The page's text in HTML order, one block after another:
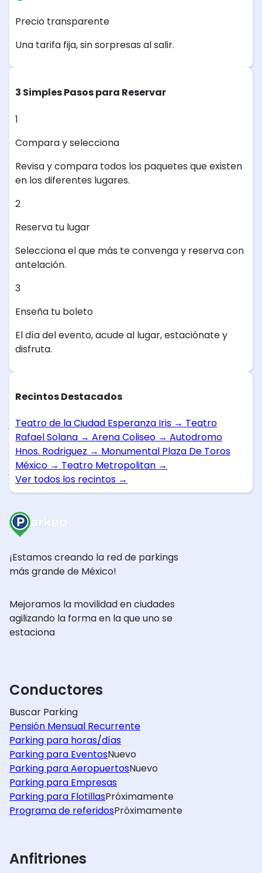
Precio transparente
Una tarifa fija, sin sorpresas al salir.
3 Simples Pasos para Reservar
1
Compara y selecciona
Revisa y compara todos los paquetes que existen
en los diferentes lugares.
2
Reserva tu lugar
Selecciona el que más te convenga y reserva con
antelación.
3
Enseña tu boleto
El día del evento, acude al lugar, estaciónate y
disfruta.
Recintos Destacados
Teatro de la Ciudad Esperanza Iris → Teatro
Rafael Solana → Arena Coliseo → Autodromo
Hnos. Rodriguez → Monumental Plaza De Toros
México → Teatro Metropolitan →
Ver todos los recintos →
¡Estamos creando la red de parkings
más grande de México!
Mejoramos la movilidad en ciudades
agilizando la forma en la que uno se
estaciona
Conductores
Buscar Parking
Pensión Mensual Recurrente
Parking para horas/días
Parking para EventosNuevo
Parking para AeropuertosNuevo
Parking para Empresas
Parking para FlotillasPróximamente
Programa de referidosPróximamente
Anfitriones